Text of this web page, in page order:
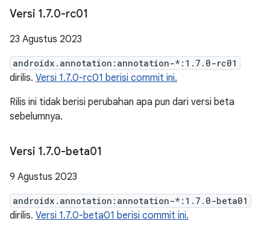
Versi 1.7.0-rc01
23 Agustus 2023
androidx.annotation:annotation-*:1.7.0-rc01
dirilis. Versi 1.7.0-rc01 berisi commit ini.
Rilis ini tidak berisi perubahan apa pun dari versi beta
sebelumnya.
Versi 1.7.0-beta01
9 Agustus 2023
androidx.annotation:annotation-*:1.7.0-beta01
dirilis. Versi 1.7.0-beta01 berisi commit ini.